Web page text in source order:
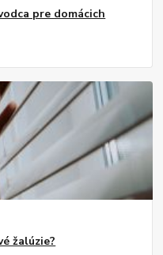
pre domácich
žalúzie?